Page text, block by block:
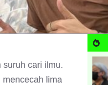
suruh cari ilmu.
mencecah lima